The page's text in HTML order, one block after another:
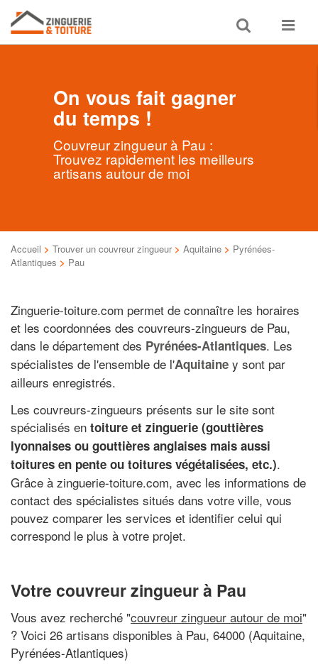
Toggle
search
Toggle
On vous fait gagner
du temps !
Couvreur zingueur à Pau :
Trouvez rapidement les meilleurs
artisans autour de moi
Accueil > Trouver un couvreur zingueur > Aquitaine > Pyrénées-
Atlantiques > Pau
Zinguerie-toiture.com permet de connaître les horaires
et les coordonnées des couvreurs-zingueurs de Pau,
dans le département des Pyrénées-Atlantiques. Les
spécialistes de l'ensemble de l'Aquitaine y sont par
ailleurs enregistrés.
Les couvreurs-zingueurs présents sur le site sont
spécialisés en toiture et zinguerie (gouttières
lyonnaises ou gouttières anglaises mais aussi
toitures en pente ou toitures végétalisées, etc.).
Grâce à zinguerie-toiture.com, avec les informations de
contact des spécialistes situés dans votre ville, vous
pouvez comparer les services et identifier celui qui
correspond le plus à votre projet.
Votre couvreur zingueur à Pau
Vous avez recherché "couvreur zingueur autour de moi"
? Voici 26 artisans disponibles à Pau, 64000 (Aquitaine,
Pyrénées-Atlantiques)